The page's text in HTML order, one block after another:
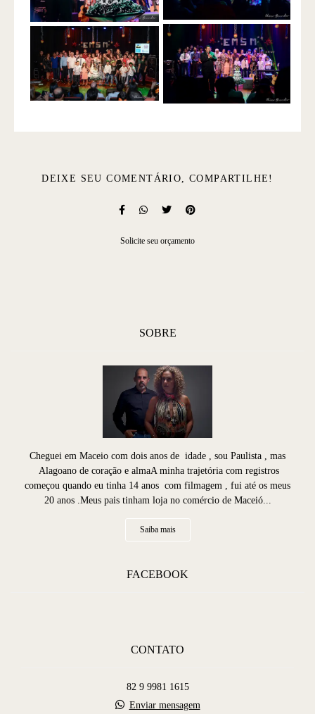
DEIXE SEU COMENTÁRIO, COMPARTILHE!
Solicite seu orçamento
SOBRE
Cheguei em Maceio com dois anos de idade , sou Paulista , mas
Alagoano de coração e almaA minha trajetória com registros
começou quando eu tinha 14 anos com filmagem , fui até os meus
20 anos .Meus pais tinham loja no comércio de Maceió...
Saiba mais
FACEBOOK
CONTATO
82 9 9981 1615
Enviar mensagem